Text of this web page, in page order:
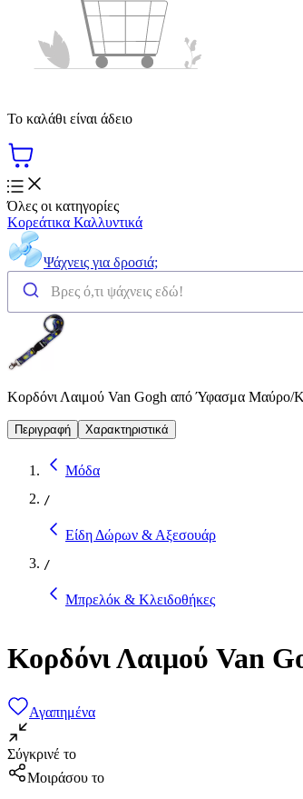
Το καλάθι είναι άδειο
Όλες οι κατηγορίες
Κορεάτικα Καλλυντικά
Ψάχνεις για δροσιά;
Κορδόνι Λαιμού Van Gogh από Ύφασμα Μαύρο/
Περιγραφή Χαρακτηριστικά
Μόδα
/
Είδη Δώρων & Αξεσουάρ
/
Μπρελόκ & Κλειδοθήκες
Κορδόνι Λαιμού Van
Αγαπημένα
Σύγκρινέ το
Μοιράσου το